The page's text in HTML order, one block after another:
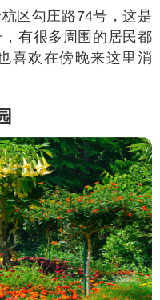
区勾庄路74号，这是
有很多周围的居民都
喜欢在傍晚来这里消